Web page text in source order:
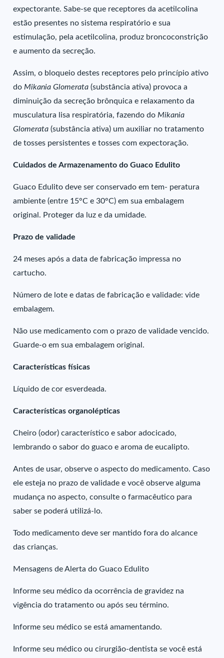
expectorante. Sabe-se que receptores da acetilcolina
estão presentes no sistema respiratório e sua
estimulação, pela acetilcolina, produz broncoconstrição
e aumento da secreção.
Assim, o bloqueio destes receptores pelo princípio ativo
do Mikania Glomerata (substância ativa) provoca a
diminuição da secreção brônquica e relaxamento da
musculatura lisa respiratória, fazendo do Mikania
Glomerata(substância ativa) um auxiliar no tratamento
de tosses persistentes e tosses com expectoração.
Cuidados de Armazenamento do Guaco Edulito
Guaco Edulito deve ser conservado em tem- peratura
ambiente (entre 15°C e 30°C) em sua embalagem
original. Proteger da luz e da umidade.
Prazo de validade
24 meses após a data de fabricação impressa no
cartucho.
Número de lote e datas de fabricação e validade: vide
embalagem.
Não use medicamento com o prazo de validade vencido.
Guarde-o em sua embalagem original.
Características físicas
Líquido de cor esverdeada.
Características organolépticas
Cheiro (odor) característico e sabor adocicado,
lembrando o sabor do guaco e aroma de eucalipto.
Antes de usar, observe o aspecto do medicamento. Caso
ele esteja no prazo de validade e você observe alguma
mudança no aspecto, consulte o farmacêutico para
saber se poderá utilizá-lo.
Todo medicamento deve ser mantido fora do alcance
das crianças.
Mensagens de Alerta do Guaco Edulito
Informe seu médico da ocorrência de gravidez na
vigência do tratamento ou após seu término.
Informe seu médico se está amamentando.
Informe seu médico ou cirurgião-dentista se você está